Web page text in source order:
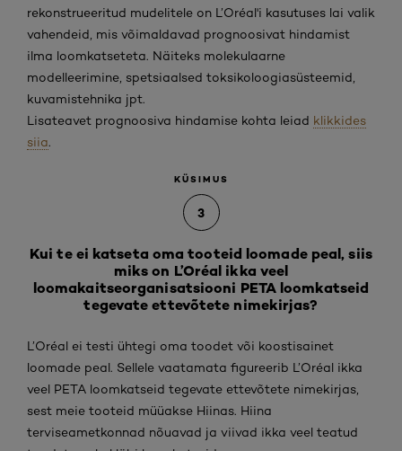
rekonstrueeritud mudelitele on L’Oréal'i kasutuses lai valik
vahendeid, mis võimaldavad prognoosivat hindamist
ilma loomkatseteta. Näiteks molekulaarne
modelleerimine, spetsiaalsed toksikoloogiasüsteemid,
kuvamistehnika jpt.
Lisateavet prognoosiva hindamise kohta leiad klikkides
siia.
KÜSIMUS
3
Kui te ei katseta oma tooteid loomade peal, siis
miks on L’Oréal ikka veel
loomakaitseorganisatsiooni PETA loomkatseid
tegevate ettevõtete nimekirjas?
L’Oréal ei testi ühtegi oma toodet või koostisainet
loomade peal. Sellele vaatamata figureerib L’Oréal ikka
veel PETA loomkatseid tegevate ettevõtete nimekirjas,
sest meie tooteid müüakse Hiinas. Hiina
terviseametkonnad nõuavad ja viivad ikka veel teatud